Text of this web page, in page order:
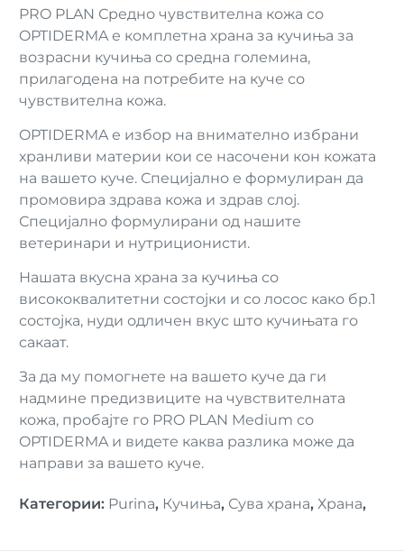
PRO PLAN Средно чувствителна кожа со
OPTIDERMA е комплетна храна за кучиња за
возрасни кучиња со средна големина,
прилагодена на потребите на куче со
чувствителна кожа.
OPTIDERMA е избор на внимателно избрани
хранливи материи кои се насочени кон кожата
на вашето куче. Специјално е формулиран да
промовира здрава кожа и здрав слој.
Специјално формулирани од нашите
ветеринари и нутриционисти.
Нашата вкусна храна за кучиња со
висококвалитетни состојки и со лосос како бр.1
состојка, нуди одличен вкус што кучињата го
сакаат.
За да му помогнете на вашето куче да ги
надмине предизвиците на чувствителната
кожа, пробајте го PRO PLAN Medium со
OPTIDERMA и видете каква разлика може да
направи за вашето куче.
Категории: Purina, Кучиња, Сува храна, Храна,